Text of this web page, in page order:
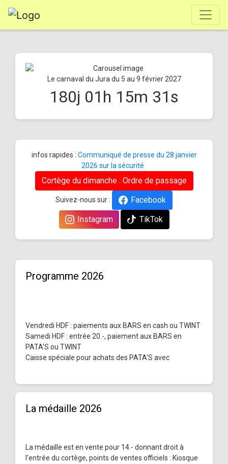
Le carnaval du Jura du 5 au 9 février 2027
180j 01 h 15m 31s
infos rapides : Communiqué de presse du 28 janvier
2026 sur la sécurité
Cortège du dimanche : Ordre de passage
Suivez-nous sur :
Facebook
Instagram
TikTok
Programme 2026
Vendredi HDF : paiements aux BARS en cash ou TWINT
Samedi HDF : entrée 20.-, paiement aux BARS en
PATA'S ou TWINT
Caisse spéciale pour achats des PATA'S avec
La médaille 2026
La médaille est en vente pour 14.- donnant droit à
l'entrée du cortège, points de ventes officiels : Kiosque